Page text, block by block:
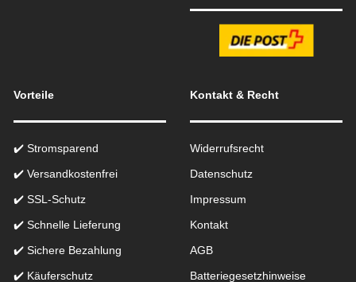
Vorteile
✔️ Stromsparend
✔️ Versandkostenfrei
✔️ SSL-Schutz
✔️ Schnelle Lieferung
✔️ Sichere Bezahlung
✔️ Käuferschutz
Kontakt & Recht
Widerrufsrecht
Datenschutz
Impressum
Kontakt
AGB
Batteriegesetzhinweise